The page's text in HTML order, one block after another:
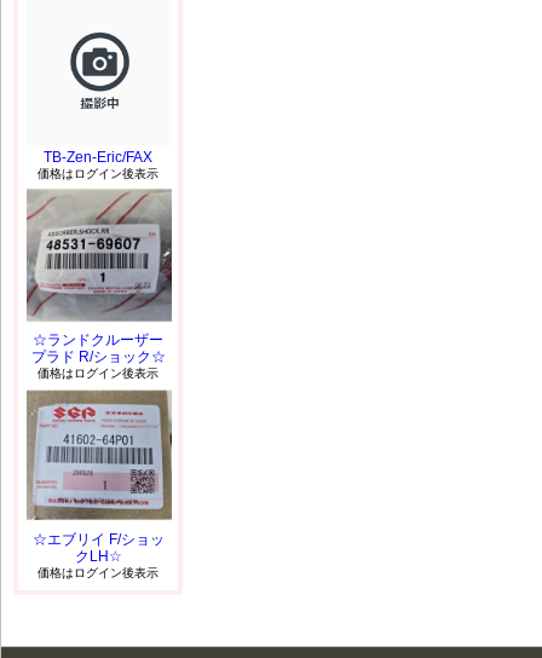
TB-Zen-Eric/FAX
価格はログイン後表示
☆ランドクルーザー
プラド R/ショック☆
価格はログイン後表示
☆エブリイ F/ショッ
クLH☆
価格はログイン後表示